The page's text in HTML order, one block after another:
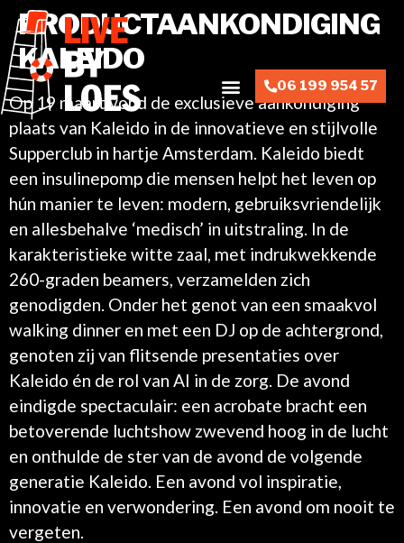
06 199 954 57
PRODUCTAANKONDIGING
KALEIDO
Op 19 maart vond de exclusieve aankondiging
plaats van Kaleido in de innovatieve en stijlvolle
Supperclub in hartje Amsterdam. Kaleido biedt
een insulinepomp die mensen helpt het leven op
hún manier te leven: modern, gebruiksvriendelijk
en allesbehalve ‘medisch’ in uitstraling. In de
karakteristieke witte zaal, met indrukwekkende
260-graden beamers, verzamelden zich
genodigden. Onder het genot van een smaakvol
walking dinner en met een DJ op de achtergrond,
genoten zij van flitsende presentaties over
Kaleido én de rol van AI in de zorg. De avond
eindigde spectaculair: een acrobate bracht een
betoverende luchtshow zwevend hoog in de lucht
en onthulde de ster van de avond de volgende
generatie Kaleido. Een avond vol inspiratie,
innovatie en verwondering. Een avond om nooit te
vergeten.